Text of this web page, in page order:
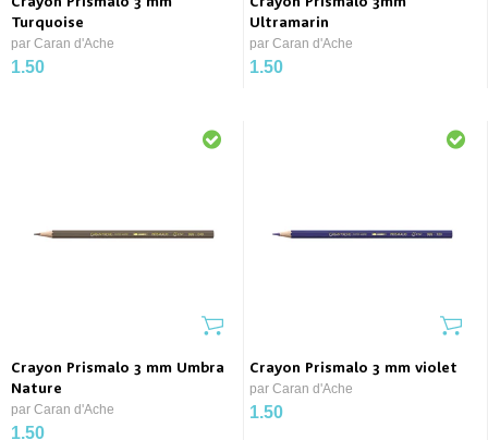
Turquoise
par Caran d'Ache
1.50
Ultramarin
par Caran d'Ache
1.50
Crayon Prismalo 3 mm Umbra
Nature
par Caran d'Ache
1.50
Crayon Prismalo 3 mm violet
par Caran d'Ache
1.50